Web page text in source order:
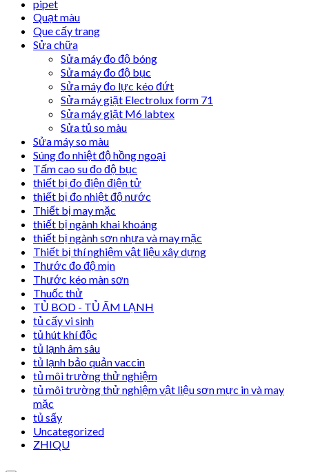
pipet
Quạt màu
Que cấy trang
Sửa chữa
Sửa máy đo độ bóng
Sửa máy đo độ bục
Sửa máy đo lực kéo đứt
Sửa máy giặt Electrolux form 71
Sửa máy giặt M6 labtex
Sửa tủ so màu
Sửa máy so màu
Súng đo nhiệt độ hồng ngoại
Tấm cao su đo độ bục
thiết bị đo điện điện tử
thiết bị đo nhiệt độ nước
Thiết bị may mặc
thiết bị ngành khai khoáng
thiết bị ngành sơn nhựa và may mặc
Thiết bị thí nghiệm vật liệu xây dựng
Thước đo độ mịn
Thước kéo màn sơn
Thuốc thử
TỦ BOD - TỦ ẤM LẠNH
tủ cấy vi sinh
tủ hút khí độc
tủ lạnh âm sâu
tủ lạnh bảo quản vaccin
tủ môi trường thử nghiệm
tủ môi trường thử nghiệm vật liệu sơn mực in và may
mặc
tủ sấy
Uncategorized
ZHIQU